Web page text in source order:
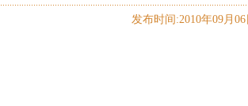
发布时间:2010年09月06